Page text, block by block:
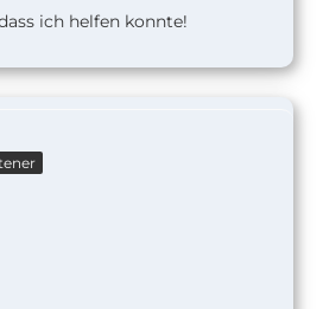
ich helfen konnte!